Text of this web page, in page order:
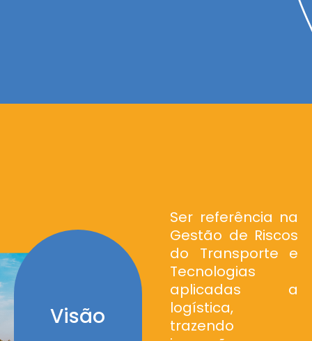
Visão
Ser referência na
Gestão de Riscos
do Transporte e
Tecnologias
aplicadas a
logística,
trazendo